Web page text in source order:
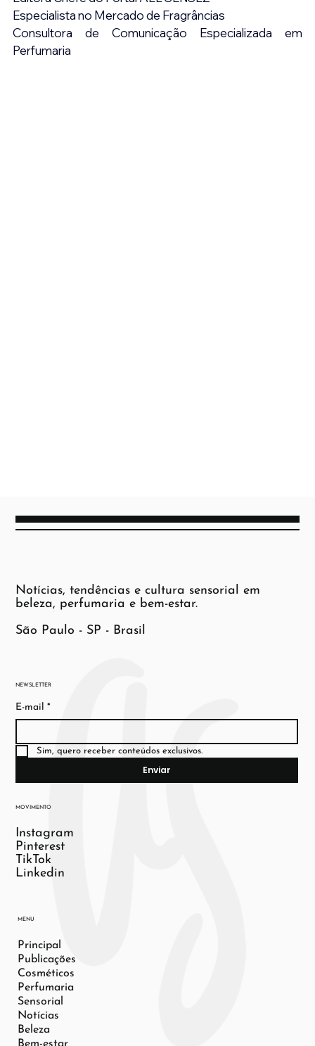
Especialista no Mercado de Fragrâncias
Consultora de Comunicação Especializada em
Perfumaria
NEWSLETTER
E-mail *
Sim, quero receber conteúdos exclusivos.
Enviar
MOVIMENTO
Instagram
Pinterest
TikTok
Linkedin
MENU
Principal
Publicações
Cosméticos
Perfumaria
Sensorial
Notícias
Beleza
Notícias, tendências e cultura sensorial em
beleza, perfumaria e bem-estar.
São Paulo - SP - Brasil